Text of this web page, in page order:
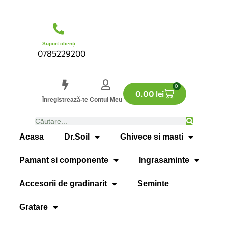
Suport clienți
0785229200
Înregistrează-te Contul Meu
0.00 lei
0
Acasa Dr.Soil Ghivece si masti
Pamant si componente Ingrasaminte
Accesorii de gradinarit Seminte
Gratare